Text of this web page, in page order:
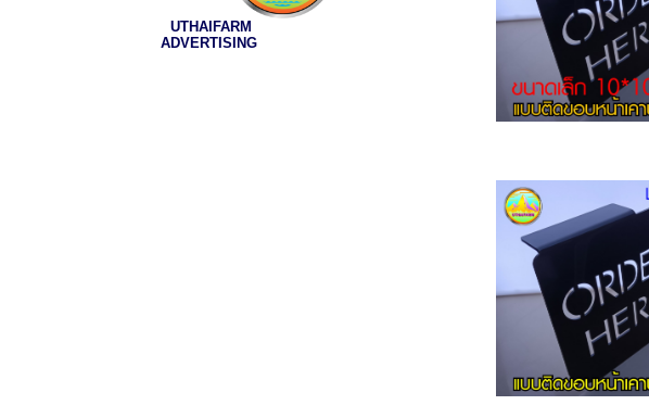
UTHAIFARM
ADVERTISING